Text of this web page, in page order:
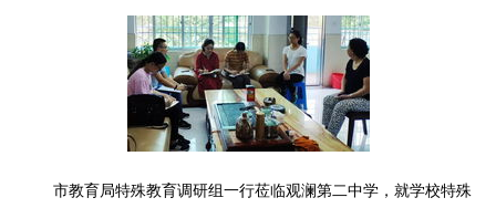
市教育局特殊教育调研组一行莅临观澜第二中学，就学校特殊